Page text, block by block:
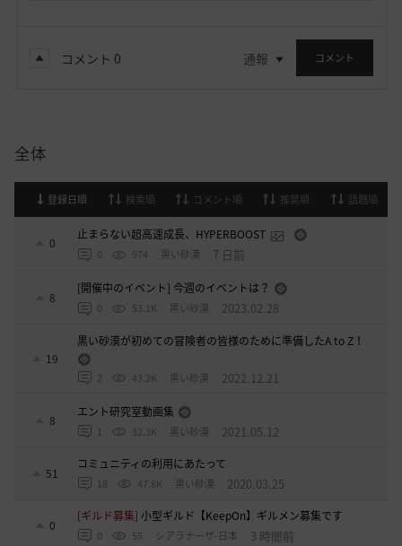
コメント 0 通報 コメント
全体
登録日順 検索順 コメント順 推奨順 話題順
0
止まらない超高速成長、HYPERBOOST
0 974 黒い砂漠 7 日前
8
[開催中のイベント] 今週のイベントは？
0 53.1K 黒い砂漠 2023.02.28
19
黒い砂漠が初めての冒険者の皆様のために準備したA to Z！
2 43.2K 黒い砂漠 2022.12.21
8
エント研究室動画集
1 32.3K 黒い砂漠 2021.05.12
51
コミュニティの利用にあたって
18 47.8K 黒い砂漠 2020.03.25
0
[ギルド募集]小型ギルド【KeepOn】ギルメン募集です
0 55 シアラナーザ-日本 3 時間前